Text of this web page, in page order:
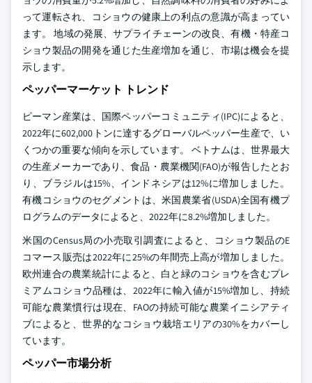
って運転され、コショウの健康上の利点の意識が高まってい
ます。 地域の発展、サプライチェーンの改良、有機・特産コ
ショウ製品の開発を通じた生産増加を通じ、市場は機会を提
示します。
ペッパーマーケット トレンド
ピーマン産業は、国際ペッパーコミュニティ(IPC)によると、
2022年に602,000トンに達するグローバルペッパー生産で、い
くつかの重要な傾向を示しています。 ベトナムは、世界最大
の生産メーカーであり、食品・農業機関(FAO)が報告したとお
り、ブラジルは15%、インドネシアは12%に増加しました。
有機コショウのセグメントは、米国農業省(USDA)全国有機プ
ログラムのデータによると、2022年に8.2%増加しました。
米国のCensus局の小売取引調査によると、コショウ製品のE
コマース販売は2022年に25%の年間売上高が増加しました。
欧州連合の農業統計によると、白と緑のコショウを含むプレ
ミアムコショウ品種は、2022年に輸入値が15%増加し、持続
可能な農業慣行は現在、FAOの持続可能な農業イニシアティ
ブによると、世界的なコショウ栽培エリアの30%をカバーし
ています。
ペッパー市場分析